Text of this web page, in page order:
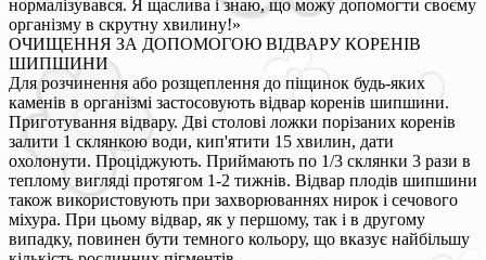
нормалізувався. Я щаслива і знаю, що можу допомогти своєму
організму в скрутну хвилину!»
ОЧИЩЕННЯ ЗА ДОПОМОГОЮ ВІДВАРУ КОРЕНІВ
ШИПШИНИ
Для розчинення або розщеплення до піщинок будь-яких
каменів в організмі застосовують відвар коренів шипшини.
Приготування відвару. Дві столові ложки порізаних коренів
залити 1 склянкою води, кип'ятити 15 хвилин, дати
охолонути. Проціджують. Приймають по 1/3 склянки 3 рази в
теплому вигляді протягом 1-2 тижнів. Відвар плодів шипшини
також використовують при захворюваннях нирок і сечового
міхура. При цьому відвар, як у першому, так і в другому
випадку, повинен бути темного кольору, що вказує найбільшу